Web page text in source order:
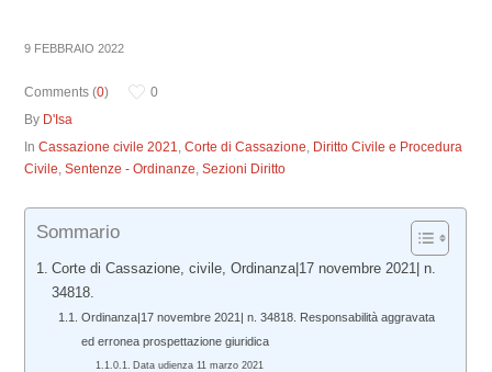
9 FEBBRAIO 2022
Comments (0)
0
By D'Isa
InCassazione civile 2021,Corte di Cassazione, Diritto Civile e Procedura
Civile,Sentenze - Ordinanze,Sezioni Diritto
Sommario
Corte di Cassazione, civile, Ordinanza|17 novembre 2021| n.
34818.
Ordinanza|17 novembre 2021| n. 34818. Responsabilità aggravata
ed erronea prospettazione giuridica
Data udienza 11 marzo 2021